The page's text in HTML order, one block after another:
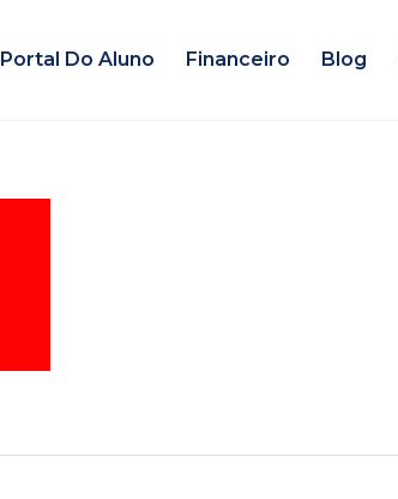
Portal Do Aluno Financeiro Blog